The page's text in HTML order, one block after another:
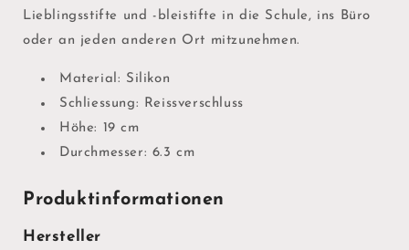
Lieblingsstifte und -bleistifte in die Schule, ins Büro
oder an jeden anderen Ort mitzunehmen.
Material: Silikon
Schliessung: Reissverschluss
Höhe: 19 cm
Durchmesser: 6.3 cm
Produktinformationen
Hersteller